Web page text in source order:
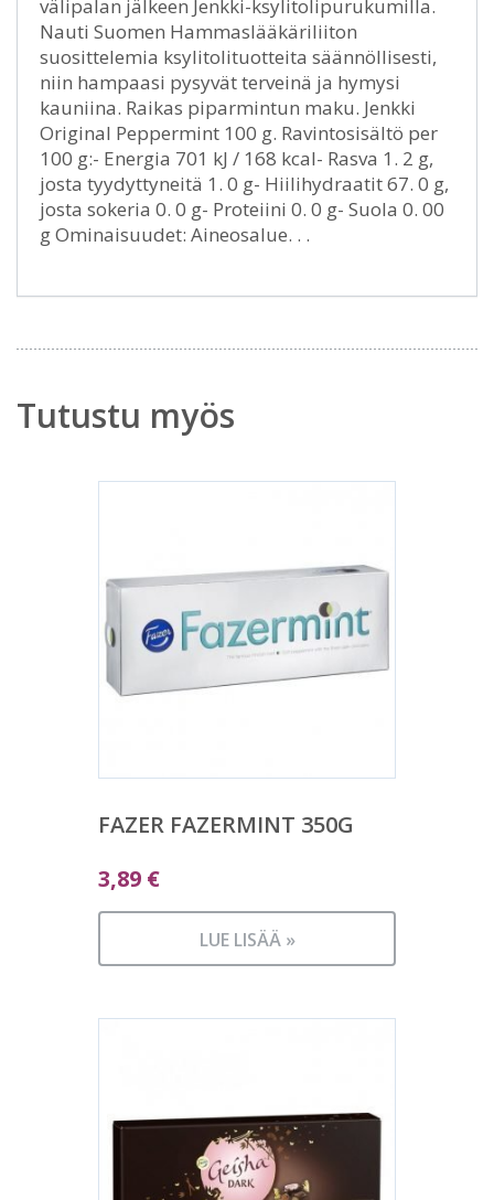
välipalan jälkeen Jenkki-ksylitolipurukumilla.
Nauti Suomen Hammaslääkäriliiton
suosittelemia ksylitolituotteita säännöllisesti,
niin hampaasi pysyvät terveinä ja hymysi
kauniina. Raikas piparmintun maku. Jenkki
Original Peppermint 100 g. Ravintosisältö per
100 g:- Energia 701 kJ / 168 kcal- Rasva 1. 2 g,
josta tyydyttyneitä 1. 0 g- Hiilihydraatit 67. 0 g,
josta sokeria 0. 0 g- Proteiini 0. 0 g- Suola 0. 00
g Ominaisuudet: Aineosalue. . .
Tutustu myös
FAZER FAZERMINT 350G
3,89 €
LUE LISÄÄ »